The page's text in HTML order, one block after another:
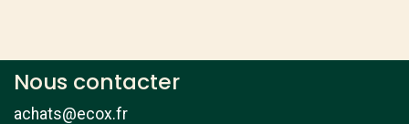
Nous contacter
achats@ecox.fr